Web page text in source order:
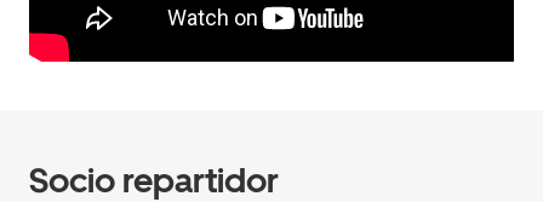
Socio repartidor